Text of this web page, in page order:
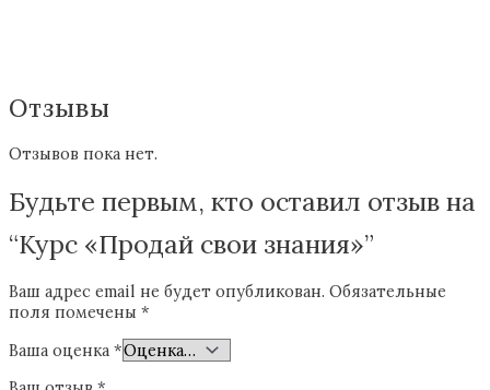
Отзывы
Отзывов пока нет.
Будьте первым, кто оставил отзыв на
“Курс «Продай свои знания»”
Ваш адрес email не будет опубликован. Обязательные
поля помечены *
Ваша оценка *